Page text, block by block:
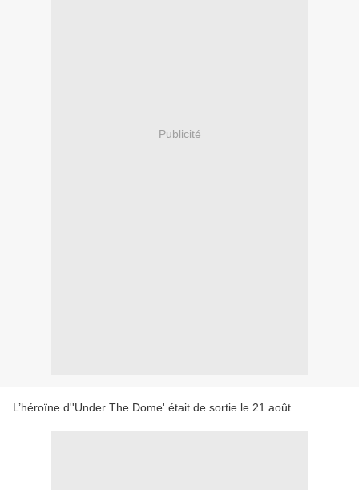
Publicité
L’héroïne d''Under The Dome' était de sortie le 21 août.